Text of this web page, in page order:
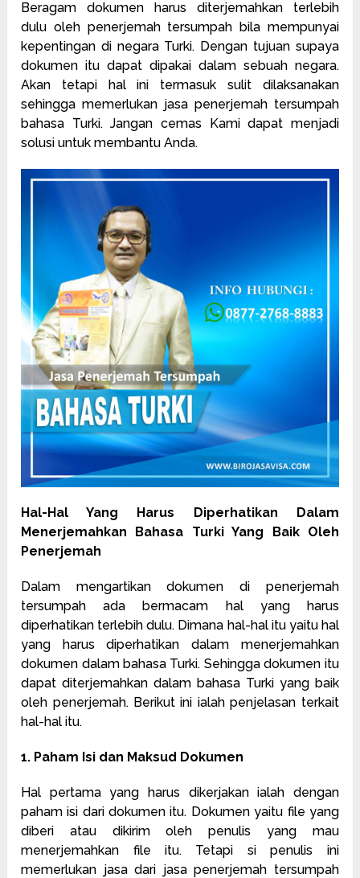
Beragam dokumen harus diterjemahkan terlebih
dulu oleh penerjemah tersumpah bila mempunyai
kepentingan di negara Turki. Dengan tujuan supaya
dokumen itu dapat dipakai dalam sebuah negara.
Akan tetapi hal ini termasuk sulit dilaksanakan
sehingga memerlukan jasa penerjemah tersumpah
bahasa Turki. Jangan cemas Kami dapat menjadi
solusi untuk membantu Anda.
Hal-Hal Yang Harus Diperhatikan Dalam
Menerjemahkan Bahasa Turki Yang Baik Oleh
Penerjemah
Dalam mengartikan dokumen di penerjemah
tersumpah ada bermacam hal yang harus
diperhatikan terlebih dulu. Dimana hal-hal itu yaitu hal
yang harus diperhatikan dalam menerjemahkan
dokumen dalam bahasa Turki. Sehingga dokumen itu
dapat diterjemahkan dalam bahasa Turki yang baik
oleh penerjemah. Berikut ini ialah penjelasan terkait
hal-hal itu.
1. Paham Isi dan Maksud Dokumen
Hal pertama yang harus dikerjakan ialah dengan
paham isi dari dokumen itu. Dokumen yaitu file yang
diberi atau dikirim oleh penulis yang mau
menerjemahkan file itu. Tetapi si penulis ini
memerlukan jasa dari jasa penerjemah tersumpah